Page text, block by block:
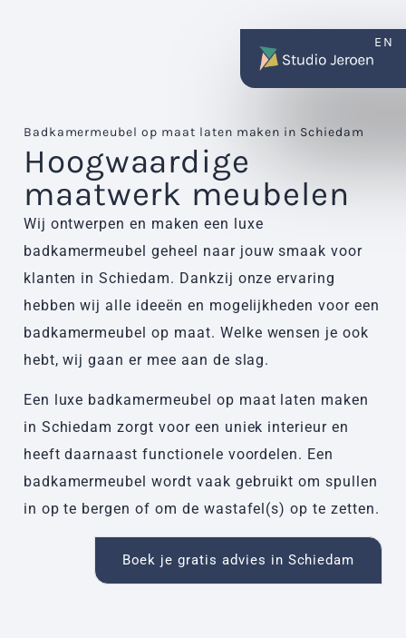
EN
Badkamermeubel op maat laten maken in Schiedam
Hoogwaardige
maatwerk meubelen
Wij ontwerpen en maken een luxe
badkamermeubel geheel naar jouw smaak voor
klanten in Schiedam. Dankzij onze ervaring
hebben wij alle ideeën en mogelijkheden voor een
badkamermeubel op maat. Welke wensen je ook
hebt, wij gaan er mee aan de slag.
Een luxe badkamermeubel op maat laten maken
in Schiedam zorgt voor een uniek interieur en
heeft daarnaast functionele voordelen. Een
badkamermeubel wordt vaak gebruikt om spullen
in op te bergen of om de wastafel(s) op te zetten.
Boek je gratis advies in Schiedam